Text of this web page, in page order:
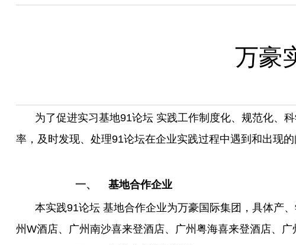
万豪
为了促进实习基地91论坛 实践工作制度化、规范化、
率，及时发现、处理91论坛在企业实践过程中遇到和出现
一、
基地合作企业
本实践91论坛 基地合作企业为万豪国际集团，具体产
州W酒店、广州南沙喜来登酒店、广州粤海喜来登酒店、广